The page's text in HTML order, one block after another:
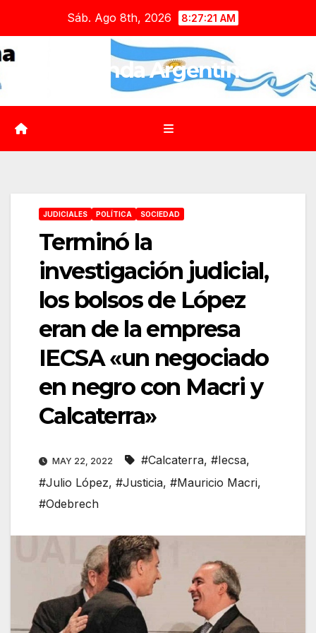
contenido
Sáb. Ago 8th, 2026 8:27:23 AM
Agenda Argentina
JUDICIALES POLÍTICA SOCIEDAD
Terminó la
investigación judicial,
los bolsos de López
eran de la empresa
IECSA «un negociado
en negro con Macri y
Calcaterra»
MAY 22, 2022 #Calcaterra, #Iecsa,
#Julio López, #Justicia, #Mauricio Macri,
#Odebrech